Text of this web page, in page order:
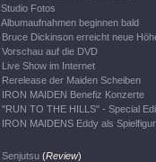
Studio Fotos
Albumaufnahmen beginnen bald
Bruce Dickinson erreicht neue
Vorschau auf die DVD
Live Show im Internet
Rerelease der Maiden Scheiben
IRON MAIDEN Benefiz Konzerte
"RUN TO THE HILLS" - Special
IRON MAIDENS Eddy als Spielfigur
Senjutsu (Review)